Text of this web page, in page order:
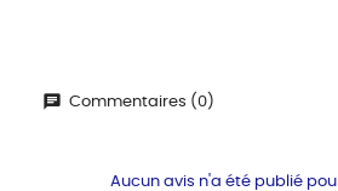
Commentaires (0)
Aucun avis n'a été publié